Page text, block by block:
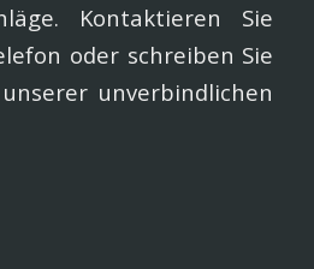
Kontaktieren Sie
oder schreiben Sie
unverbindlichen